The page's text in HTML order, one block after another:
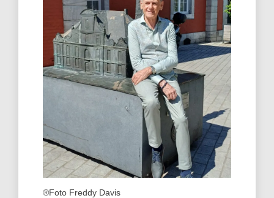
®Foto Freddy Davis